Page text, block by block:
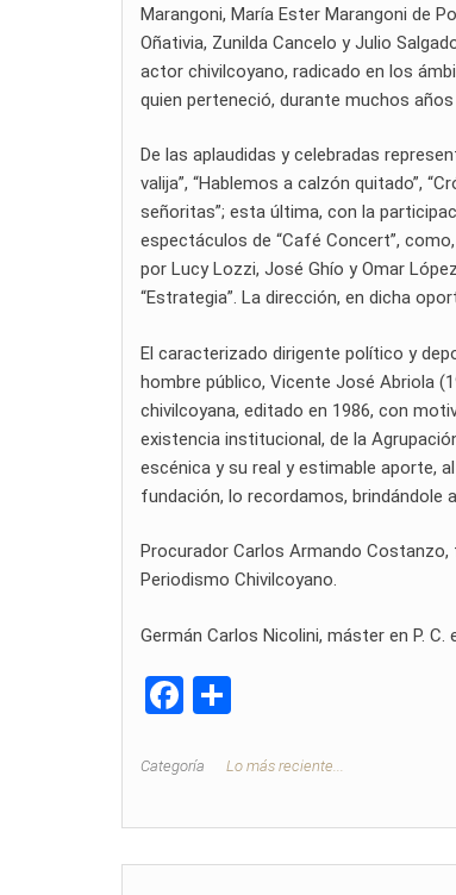
Marangoni, María Ester Marangoni de
Oñativia, Zunilda Cancelo y Julio
actor chivilcoyano, radicado en los
quien perteneció, durante muchos
De las aplaudidas y celebradas
valija”, “Hablemos a calzón quitado”,
señoritas”; esta última, con la
espectáculos de “Café Concert”,
por Lucy Lozzi, José Ghío y Omar
“Estrategia”. La dirección, en dicha
El caracterizado dirigente político y
hombre público, Vicente José Abriola
chivilcoyana, editado en 1986, con
existencia institucional, de la
escénica y su real y estimable aporte,
fundación, lo recordamos, brindándole
Procurador Carlos Armando
Periodismo Chivilcoyano.
Germán Carlos Nicolini, máster en P.
F
ce
m
Categoría Lo más reciente...